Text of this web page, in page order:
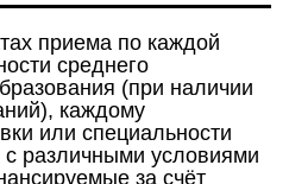
приема по каждой
среднего
(при наличии
каждому
или специальности
различными условиями
за счёт